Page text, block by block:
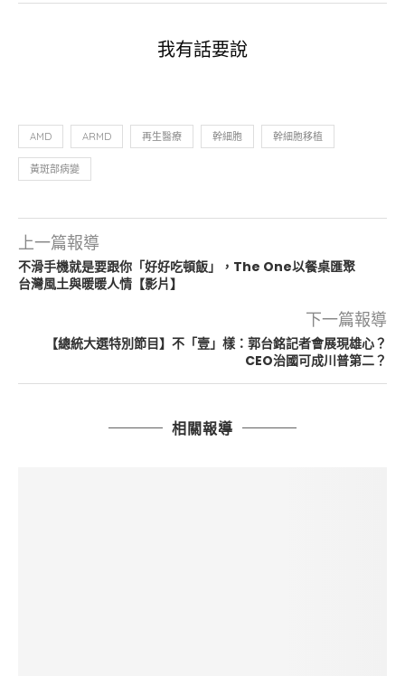
我有話要說
AMD ARMD 再生醫療 幹細胞 幹細胞移植
黃斑部病變
上一篇報導
不滑手機就是要跟你「好好吃頓飯」，The One以餐桌匯聚
台灣風土與暖暖人情【影片】
下一篇報導
【總統大選特別節目】不「壹」樣：郭台銘記者會展現雄心？
CEO治國可成川普第二？
相關報導